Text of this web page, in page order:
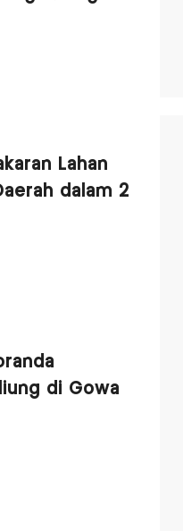
Lahan
dalam 2
di Gowa